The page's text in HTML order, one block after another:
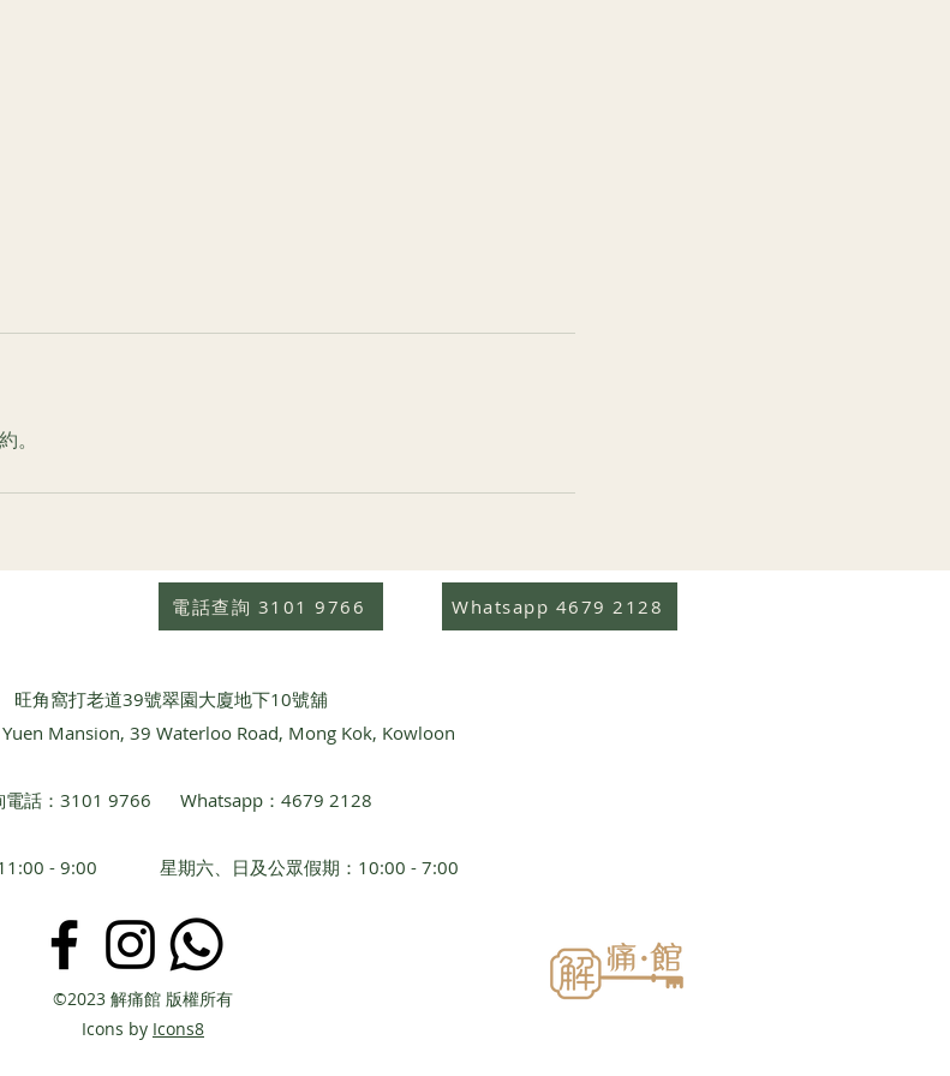
。
電話查詢 3101 9766 Whatsapp 4679 2128
​旺角窩打老道39號翠園大廈地下10號舖
Mansion, 39 Waterloo Road, Mong Kok, Kowloon
電話：3101 9766 Whatsapp：4679 2128
11:00 - 9:00 星期六、日及公眾假期：10:00 - 7:00
©2023 解痛館 版權所有
​Icons by Icons8